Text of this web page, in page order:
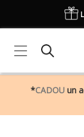
*CADOU un